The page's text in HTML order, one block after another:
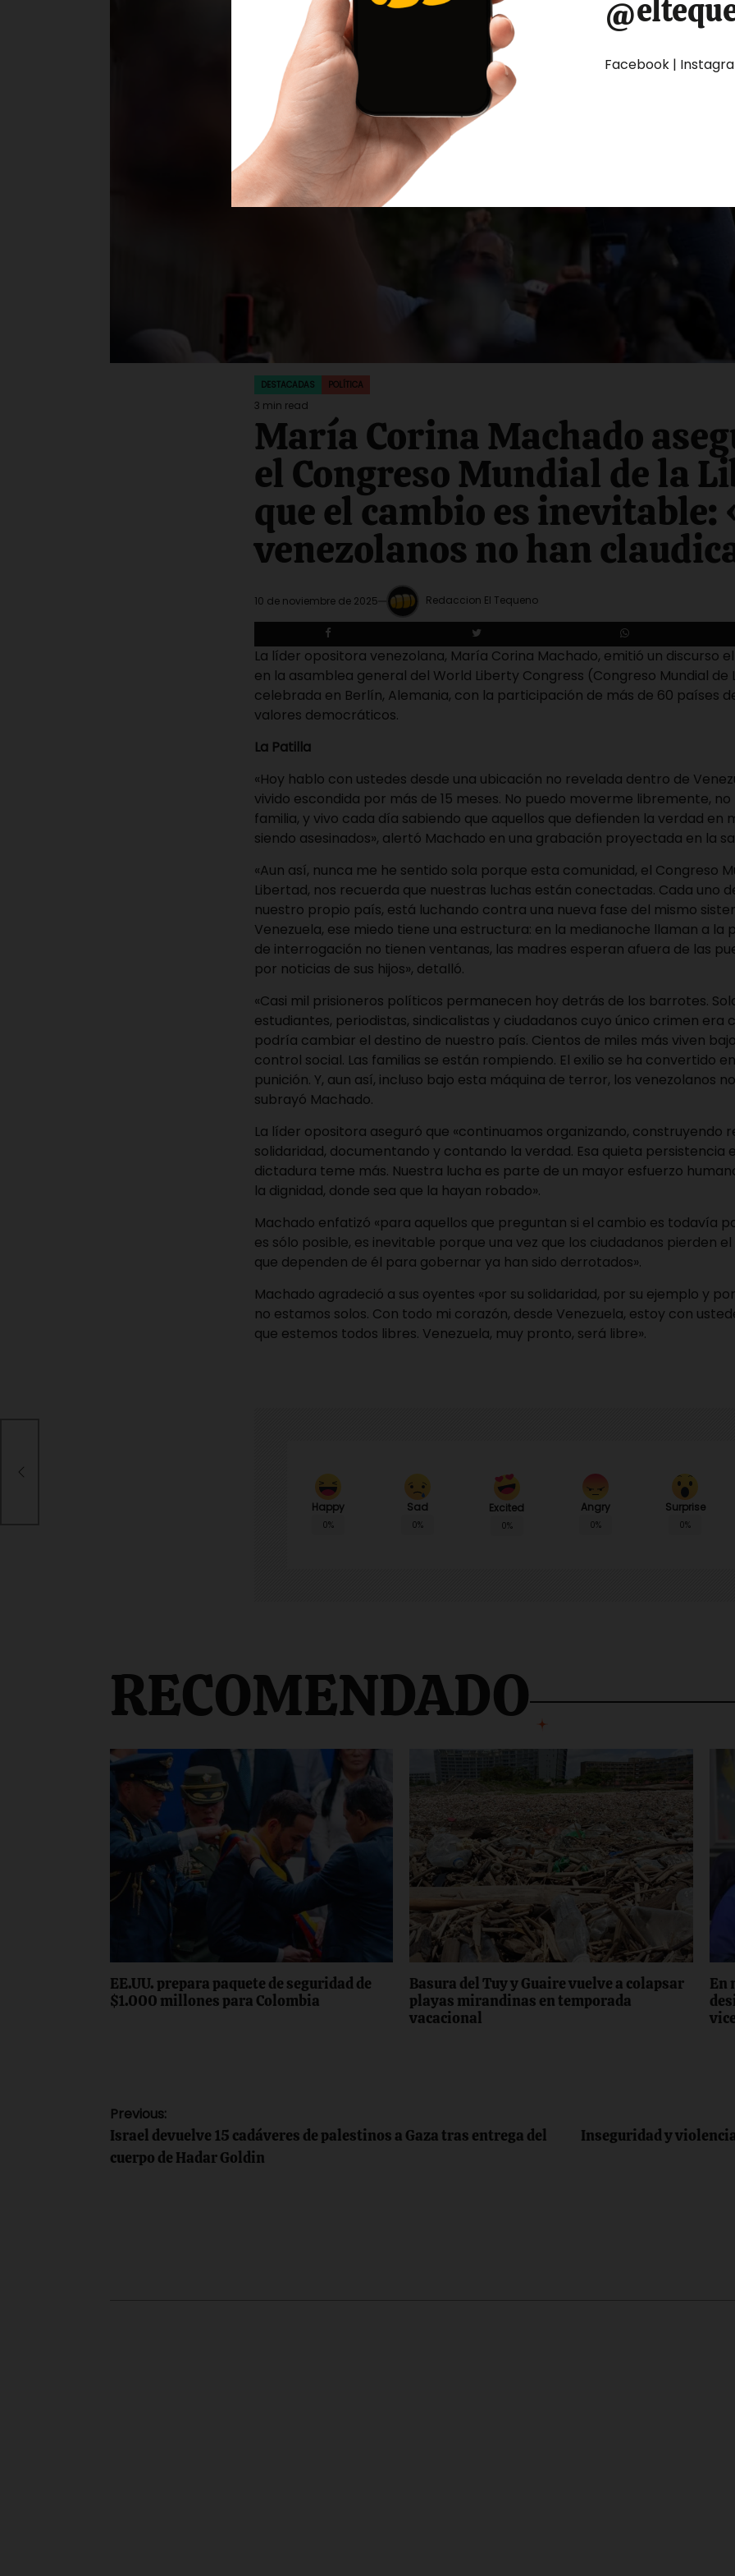
POSTED
IN
DESTACADAS POLÍTICA
Estimated
read
time
3 min read
María Corina Machado
el Congreso Mundial de la
que el cambio es inevitable:
venezolanos no han
10 de noviembre de 2025 Redaccion El Tequeno
La líder opositora venezolana, María Corina Machado, emitió un discurso
en la asamblea general del World Liberty Congress (Congreso Mundial de
celebrada en Berlín, Alemania, con la participación de más de 60 países
valores democráticos.
La Patilla
«Hoy hablo con ustedes desde una ubicación no revelada dentro de
vivido escondida por más de 15 meses. No puedo moverme libremente,
familia, y vivo cada día sabiendo que aquellos que defienden la verdad en
siendo asesinados», alertó Machado en una grabación proyectada en la
«Aun así, nunca me he sentido sola porque esta comunidad, el Congreso
Libertad, nos recuerda que nuestras luchas están conectadas. Cada uno
nuestro propio país, está luchando contra una nueva fase del mismo
Venezuela, ese miedo tiene una estructura: en la medianoche llaman a la
de interrogación no tienen ventanas, las madres esperan afuera de las
por noticias de sus hijos», detalló.
«Casi mil prisioneros políticos permanecen hoy detrás de los barrotes.
estudiantes, periodistas, sindicalistas y ciudadanos cuyo único crimen era
podría cambiar el destino de nuestro país. Cientos de miles más viven
control social. Las familias se están rompiendo. El exilio se ha convertido
punición. Y, aun así, incluso bajo esta máquina de terror, los venezolanos
subrayó Machado.
La líder opositora aseguró que «continuamos organizando, construyendo
solidaridad, documentando y contando la verdad. Esa quieta persistencia
dictadura teme más. Nuestra lucha es parte de un mayor esfuerzo
la dignidad, donde sea que la hayan robado».
Machado enfatizó «para aquellos que preguntan si el cambio es todavía
es sólo posible, es inevitable porque una vez que los ciudadanos pierden
que dependen de él para gobernar ya han sido derrotados».
Machado agradeció a sus oyentes «por su solidaridad, por su ejemplo y
no estamos solos. Con todo mi corazón, desde Venezuela, estoy con
que estemos todos libres. Venezuela, muy pronto, será libre».
Happy
0%
Sad
0%
Excited
0%
Angry
0%
Surprise
0%
RECOMENDADO
EE.UU. prepara paquete de seguridad de
$1.000 millones para Colombia
Basura del Tuy y Guaire vuelve a colapsar
playas mirandinas en temporada
vacacional
En
Navegación
de
Previous:
Israel devuelve 15 cadáveres de palestinos a Gaza tras entrega del
cuerpo de Hadar Goldin
Inseguridad y
Facebook |